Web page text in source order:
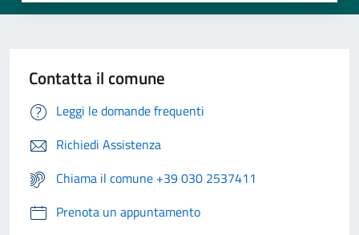
Contatta il comune
Leggi le domande frequenti
Richiedi Assistenza
Chiama il comune +39 030 2537411
Prenota un appuntamento